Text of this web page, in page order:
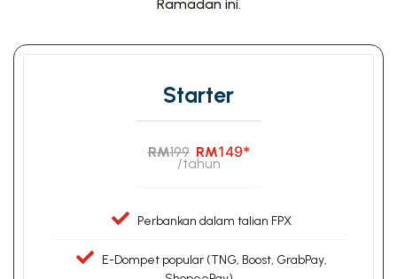
Ramadan ini.
Starter
RM199 RM149*
/tahun
Perbankan dalam talian FPX
E-Dompet popular (TNG, Boost, GrabPay,